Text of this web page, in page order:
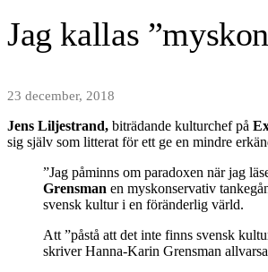
Jag kallas
23 december, 2018
Jens Liljestrand, biträdande kulturchef på
sig själv som litterat för ett ge en mindre
”Jag påminns om paradoxen när jag
Grensman en myskonservativ
svensk kultur i en föränderlig värld.
Att ”påstå att det inte finns svensk
skriver Hanna-Karin Grensman